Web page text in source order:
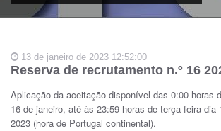
13 de janeiro de 2023 12:52:00
Reserva de recrutamento n.º 16
Aplicação da aceitação disponível das 0:00 horas
16 de janeiro, até às 23:59 horas de terça-feira dia
2023 (hora de Portugal continental).